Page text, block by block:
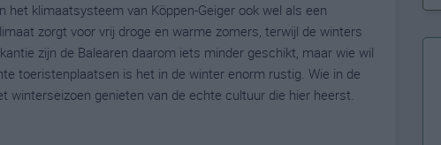
klimaatsysteem van Köppen-Geiger ook wel als een
zorgt voor vrij droge en warme zomers, terwijl de winters
zijn de Balearen daarom iets minder geschikt, maar wie wil
toeristenplaatsen is het in de winter enorm rustig. Wie in de
winterseizoen genieten van de echte cultuur die hier heerst.